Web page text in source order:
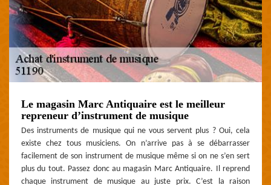
Le magasin Marc Antiquaire est le meilleur
repreneur d’instrument de musique
Des instruments de musique qui ne vous servent plus ? Oui, cela
existe chez tous musiciens. On n’arrive pas à se débarrasser
facilement de son instrument de musique même si on ne s’en sert
plus du tout. Passez donc au magasin Marc Antiquaire. Il reprend
chaque instrument de musique au juste prix. C’est la raison